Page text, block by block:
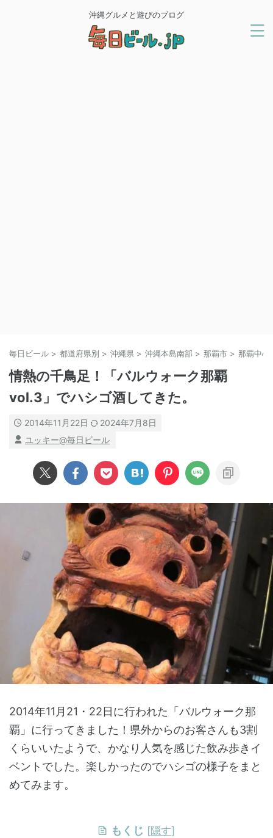
沖縄グルメと遊びのブログ
毎日ビール > 都道府県別 > 沖縄県 > 沖縄本島南部 > 那覇市 > 那覇中心
情熱の千鳥足！「バルウォーク那覇
vol.3」でハシゴ酒してきた。
2014年11月22日
2024年7月8日
ユッキー@毎日ビール
2014年11月21・22日に行われた「バルウォーク那
覇」に行ってきました！県外からのお客さんも3割
くらいいたようで、かなり人気を感じた飲み歩きイ
ベントでした。楽しかったのでハシゴの様子をまと
めてみます。
もくじ [隠す]